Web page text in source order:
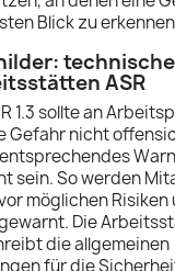
Blick zu
ASR
1.3 sollte an
Gefahr nicht
sein. So werden
möglichen Risiken
Die
die allgemeinen
für die